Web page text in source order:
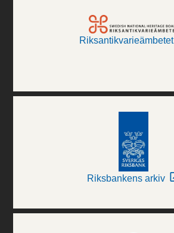
Riksantikvarieämbetet
Riksbankens arkiv